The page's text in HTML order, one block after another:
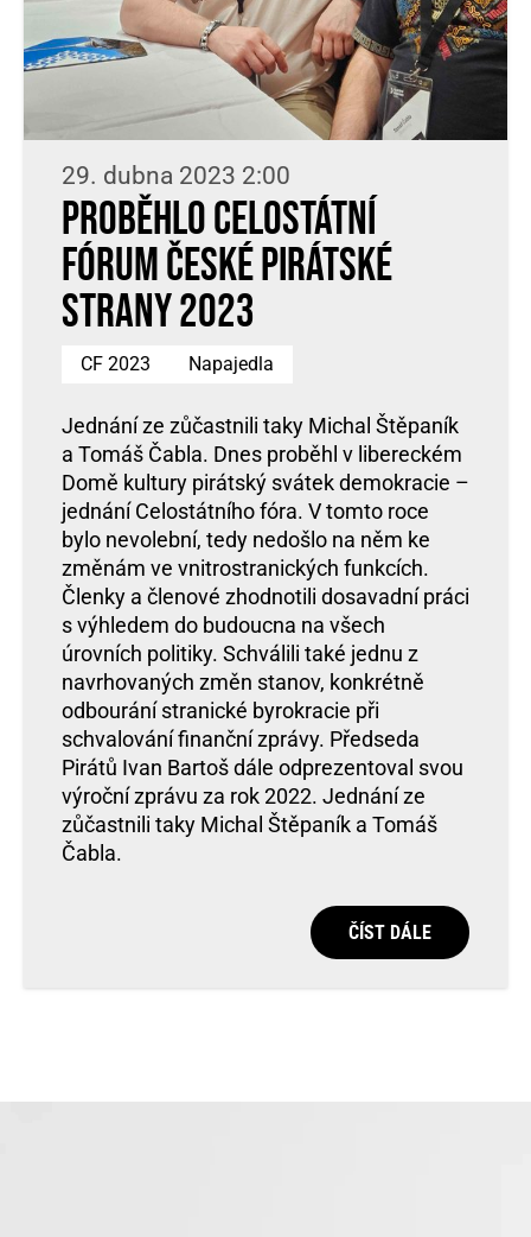
29. dubna 2023 2:00
Proběhlo Celostátní
fórum České pirátské
strany 2023
CF 2023 Napajedla
Jednání ze zůčastnili taky Michal Štěpaník
a Tomáš Čabla. Dnes proběhl v libereckém
Domě kultury pirátský svátek demokracie –
jednání Celostátního fóra. V tomto roce
bylo nevolební, tedy nedošlo na něm ke
změnám ve vnitrostranických funkcích.
Členky a členové zhodnotili dosavadní práci
s výhledem do budoucna na všech
úrovních politiky. Schválili také jednu z
navrhovaných změn stanov, konkrétně
odbourání stranické byrokracie při
schvalování finanční zprávy. Předseda
Pirátů Ivan Bartoš dále odprezentoval svou
výroční zprávu za rok 2022. Jednání ze
zůčastnili taky Michal Štěpaník a Tomáš
Čabla.
ČÍST DÁLE